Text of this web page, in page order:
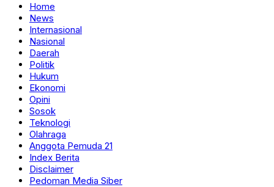
Home
News
Internasional
Nasional
Daerah
Politik
Hukum
Ekonomi
Opini
Sosok
Teknologi
Olahraga
Anggota Pemuda 21
Index Berita
Disclaimer
Pedoman Media Siber